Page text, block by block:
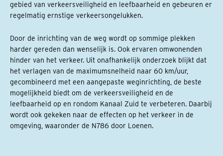
gebied van verkeersveiligheid en leefbaarheid en gebeuren er
regelmatig ernstige verkeersongelukken.
Door de inrichting van de weg wordt op sommige plekken
harder gereden dan wenselijk is. Ook ervaren omwonenden
hinder van het verkeer. Uit onafhankelijk onderzoek blijkt dat
het verlagen van de maximumsnelheid naar 60 km/uur,
gecombineerd met een aangepaste weginrichting, de beste
mogelijkheid biedt om de verkeersveiligheid en de
leefbaarheid op en rondom Kanaal Zuid te verbeteren. Daarbij
wordt ook gekeken naar de effecten op het verkeer in de
omgeving, waaronder de N786 door Loenen.